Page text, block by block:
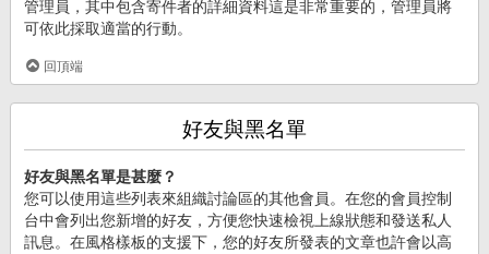
管理員，其中包含寄件者的詳細資料這是非常重要的，管理員將
可依此採取適當的行動。
回頂端
好友與黑名單
好友與黑名單是甚麼？
您可以使用這些列表來組織討論區的其他會員。在您的會員控制
台中會列出您新增的好友，方便您快速檢視上線狀態和發送私人
訊息。在風格樣板的支援下，您的好友所發表的文章也許會以高